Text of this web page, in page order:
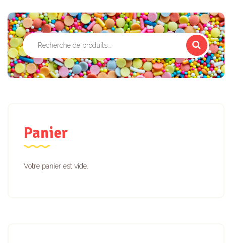
Recherche
pour :
Panier
Votre panier est vide.